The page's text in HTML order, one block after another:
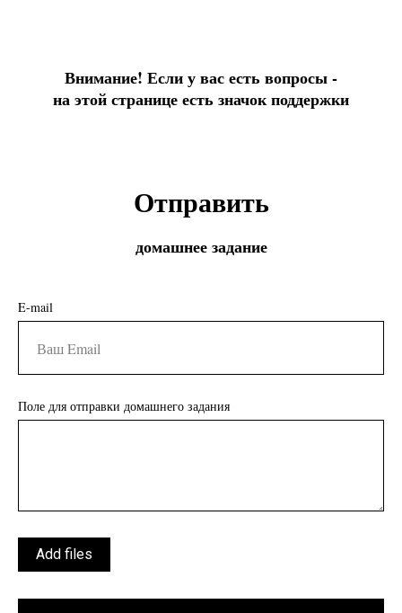
Внимание! Если у вас есть вопросы -
на этой странице есть значок поддержки
Отправить
домашнее задание
E-mail
Поле для отправки домашнего задания
Add files